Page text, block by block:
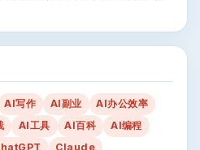
AI写作 AI副业
AI办公效率
AI工具 AI百科
AI编程
Claude